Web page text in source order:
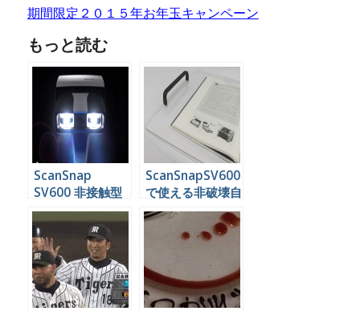
期間限定２０１５年お年玉キャンペーン
もっと読む
ScanSnap
SV600 非接触型
スキャナがでた！
ScanSnapSV600
で使える非破壊自
炊の便利ツールが
出ますよぉ